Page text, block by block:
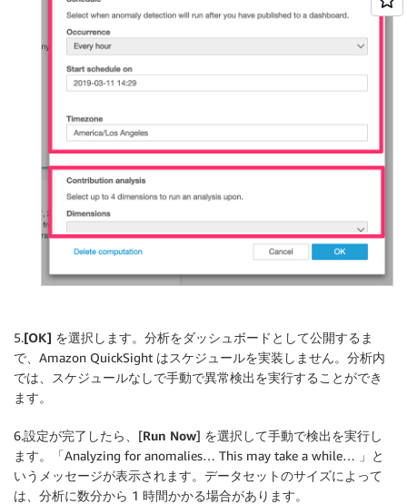
5.[OK] を選択します。 分析をダッシュボードとして公開するま
で、Amazon QuickSight はスケジュールを実装しません。分析内
では、スケジュールなしで手動で異常検出を実行することができ
ます。
6.設定が完了したら、[Run Now] を選択して手動で検出を実行し
ます。「Analyzing for anomalies… This may take a while… 」と
いうメッセージが表示されます。データセットのサイズによって
は、分析に数分から 1 時間かかる場合があります。